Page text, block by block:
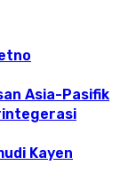
Asia-Pasifik
Kayen